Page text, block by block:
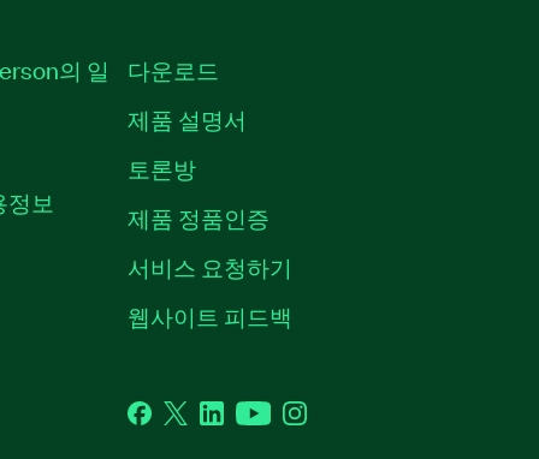
의 일
보
다운로드
제품 설명서
토론방
제품 정품인증
서비스 요청하기
웹사이트 피드백
Facebook
TwitterLinkedInYouTubeInstagram